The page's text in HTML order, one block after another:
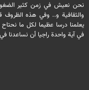
نحن نعيش في زمن كثير
والثقافية و.. وفي هذه الظروف
يعلمنا درسا عظيما لكل ما
في آية واحدة راجيا أن نساعدنا